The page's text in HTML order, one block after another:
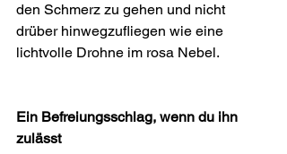
den Schmerz zu gehen und nicht
drüber hinwegzufliegen wie eine
lichtvolle Drohne im rosa Nebel.
Ein Befreiungsschlag, wenn du ihn
zulässt